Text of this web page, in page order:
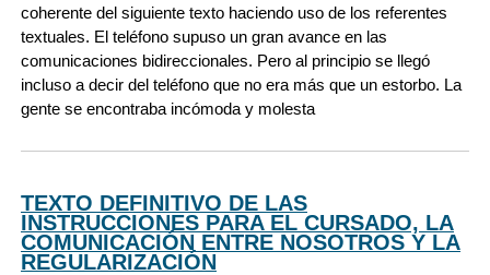
coherente del siguiente texto haciendo uso de los referentes
textuales. El teléfono supuso un gran avance en las
comunicaciones bidireccionales. Pero al principio se llegó
incluso a decir del teléfono que no era más que un estorbo. La
gente se encontraba incómoda y molesta
TEXTO DEFINITIVO DE LAS
INSTRUCCIONES PARA EL CURSADO, LA
COMUNICACIÓN ENTRE NOSOTROS Y LA
REGULARIZACIÓN